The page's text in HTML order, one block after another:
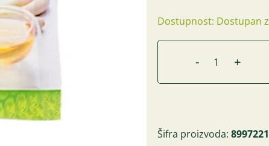
Dostupnost: Dostupan
- +
Šifra proizvoda: